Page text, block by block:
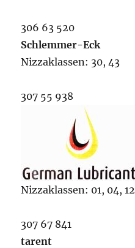
306 63 520
Schlemmer-Eck
Nizzaklassen: 30, 43
307 55 938
Nizzaklassen: 01, 04, 12
307 67 841
tarent